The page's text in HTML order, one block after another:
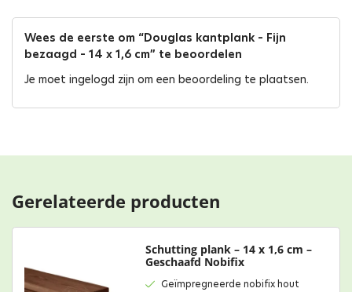
Wees de eerste om “Douglas kantplank – Fijn
bezaagd – 14 x 1,6 cm” te beoordelen
Je moet ingelogd zijn om een beoordeling te plaatsen.
Gerelateerde producten
Schutting plank – 14 x 1,6 cm –
Geschaafd Nobifix
Geïmpregneerde nobifix hout